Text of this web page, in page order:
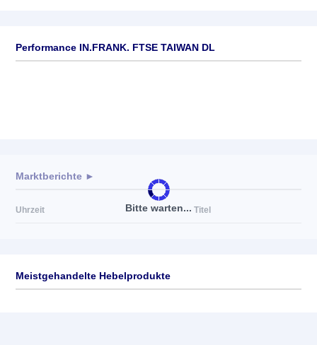
Performance IN.FRANK. FTSE TAIWAN DL
Bitte warten...
Marktberichte ►
Uhrzeit Titel
Meistgehandelte Hebelprodukte